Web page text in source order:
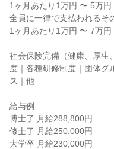
1ヶ月あたり1万円 〜 5万円
全員に一律で支払われるそ
1ヶ月あたり1万円 〜 7万円
社会保険完備（健康、厚生
度｜各種研修制度｜団体グ
ス｜他
給与例
博士了 月給288,800円
修士了 月給250,000円
大学卒 月給230,000円